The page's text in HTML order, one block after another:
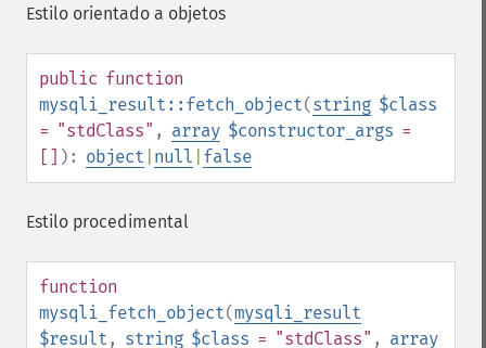
Estilo orientado a objetos
public function
mysqli_result::fetch_object(string $class
= "stdClass" , array $constructor_args =
[] ): object null false
Estilo procedimental
function
mysqli_fetch_object(mysqli_result
$result , string $class = "stdClass" , array